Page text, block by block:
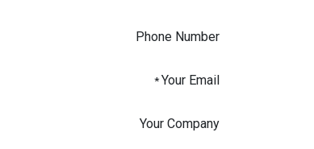
Phone Number
Your Email
*
Your Company